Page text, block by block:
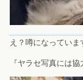
え？噂になっていま
『ヤラセ写真には